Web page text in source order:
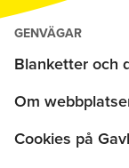
GENVÄGAR
Blanketter och
Om
Cookies på